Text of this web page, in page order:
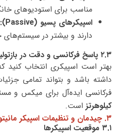
مناسب برای استودیوهای
اسپیکرهای پسیو (Passive):
دارند و بیشتر در
۲.۳ پاسخ فرکانسی و دقت در بازتولید صدا
بهتر است اسپیکری انتخاب کنید
داشته باشد و بتواند تمامی
فرکانسی ایده‌آل برای میکس و
کیلوهرتز است.
۳. چیدمان و تنظیمات اسپیکر مانیتورینگ
۳.۱ موقعیت اسپیکرها